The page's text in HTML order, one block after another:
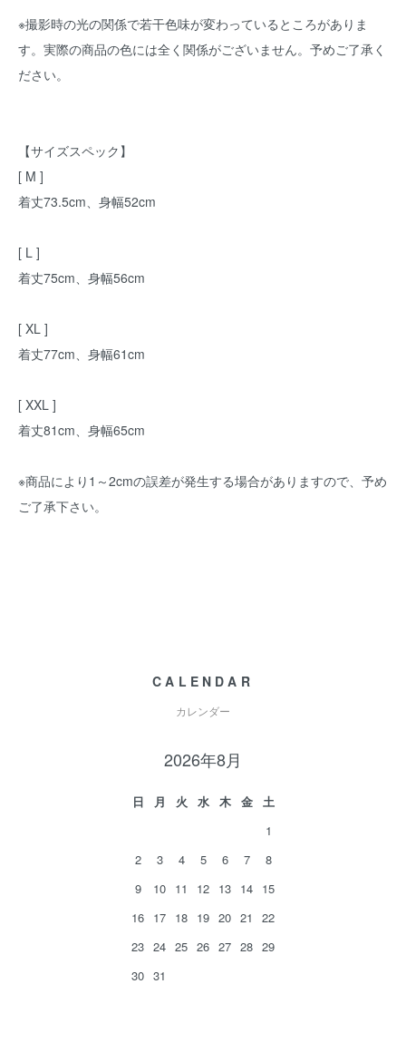
※撮影時の光の関係で若干色味が変わっているところがありま
す。実際の商品の色には全く関係がございません。予めご了承く
ださい。
【サイズスペック】
[ M ]
着丈73.5cm、身幅52cm
[ L ]
着丈75cm、身幅56cm
[ XL ]
着丈77cm、身幅61cm
[ XXL ]
着丈81cm、身幅65cm
※商品により1～2cmの誤差が発生する場合がありますので、予め
ご了承下さい。
CALENDAR
カレンダー
2026年8月
日 月 火 水 木 金
土
1
2
3 4 5 6 7
8
9
10 11 12 13 14 15
16 17 18 19 20 21
22
23 24 25 26 27 28 29
30 31